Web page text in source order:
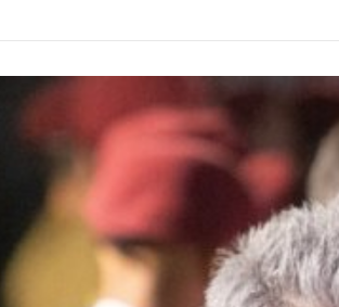
לביצוע
לקבוע
המו"מ
נקבעו
אבל עדיין לא
שיבצע את
כך לפי מקור
כרגע עוד לא
השיחות, אך
בחודש הבא.
ידי הדרג המדיני. לפי גורם
ביטחוני, האמריקנים העבירו
לישראל מסר לפיו לא היתה
הפרה של הפסקת האש מצד
חיזבאללה– ודרשו מישראל
להימנע מתקיפות נוספות כדי
לשמר את המצב ההסכמי
והשיחות שמתקיימות במקביל
בין ישראל ללבנון ברומא.